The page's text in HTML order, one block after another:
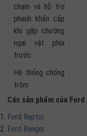
chạm và hỗ trợ
phanh khẩn cấp
khi gặp chướng
ngại vật phía
trước
Hệ thống chống
trộm
Các sản phẩm của
Ford Raptor
Ford Ranger